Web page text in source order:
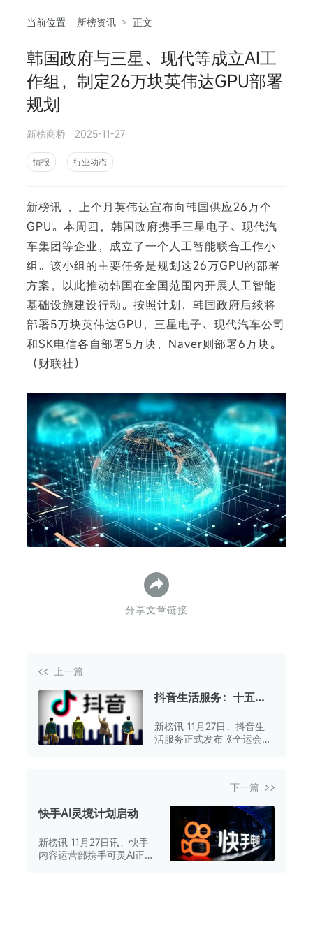
当前位置 新榜资讯 > 正文
韩国政府与三星、现代等成立AI工
作组，制定26万块英伟达GPU部署
规划
新榜商桥 2025-11-27
情报 行业动态
新榜讯 ，上个月英伟达宣布向韩国供应26万个
GPU。本周四，韩国政府携手三星电子、现代汽
车集团等企业，成立了一个人工智能联合工作小
组。该小组的主要任务是规划这26万GPU的部署
方案，以此推动韩国在全国范围内开展人工智能
基础设施建设行动。按照计划，韩国政府后续将
部署5万块英伟达GPU，三星电子、现代汽车公司
和SK电信各自部署5万块，Naver则部署6万块。
（财联社）
分享文章链接
上一篇
抖音生活服务：十五运
26.5亿
新榜讯 11月27日，抖音生
活服务正式发布《全运会数
下一篇
快手AI灵境计划启动
新榜讯 11月27日讯，快手
内容运营部携手可灵AI正式